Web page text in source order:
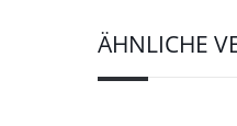
ÄHNLICHE